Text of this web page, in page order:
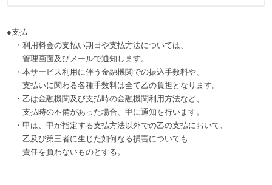
●支払
・利用料金の支払い期日や支払方法については、
管理画面及びメールで通知します。
・本サービス利用に伴う金融機関での振込手数料や、
支払いに関わる各種手数料は全て乙の負担となります。
・乙は金融機関及び支払時の金融機関利用方法など、
支払時の不備があった場合、甲に通知を行います。
・甲は、甲が指定する支払方法以外での乙の支払において、
乙及び第三者に生じた如何なる損害についても
責任を負わないものとする。